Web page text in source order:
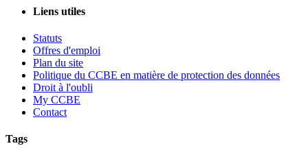
Liens utiles
Statuts
Offres d'emploi
Plan du site
Politique du CCBE en matière de protection des données
Droit à l'oubli
My CCBE
Contact
Tags